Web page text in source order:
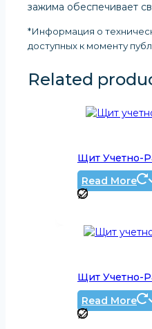
зажима обеспечивает
*Информация о
доступных к моменту
Related
Щит Учетно-
Read More
Щит Учетно-
Read More